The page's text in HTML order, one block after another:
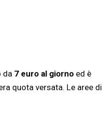
da 7 euro al giorno ed è
quota versata. Le aree di